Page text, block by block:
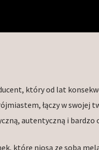
który od lat
łączy w swojej
autentyczną i bardzo
które niosą ze sobą